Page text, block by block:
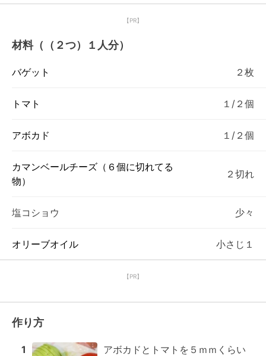
【PR】
材料（（２つ）１人分）
バゲット ２枚
トマト １/２個
アボカド １/２個
カマンベールチーズ（６個に切れてる
物）
２切れ
塩コショウ 少々
オリーブオイル 小さじ１
【PR】
作り方
1
アボカドとトマトを５ｍｍくらい